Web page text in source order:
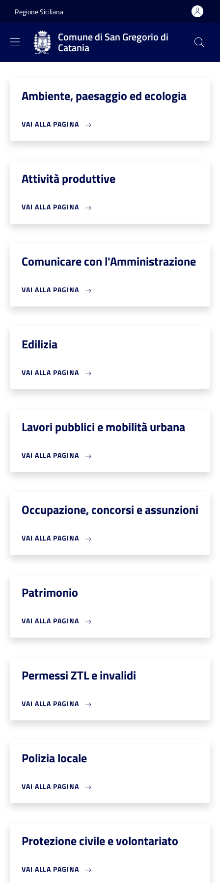
Regione Siciliana
Comune di San Gregorio di
Catania
Ambiente, paesaggio ed ecologia
VAI ALLA PAGINA
Attività produttive
VAI ALLA PAGINA
Comunicare con l'Amministrazione
VAI ALLA PAGINA
Edilizia
VAI ALLA PAGINA
Lavori pubblici e mobilità urbana
VAI ALLA PAGINA
Occupazione, concorsi e assunzioni
VAI ALLA PAGINA
Patrimonio
VAI ALLA PAGINA
Permessi ZTL e invalidi
VAI ALLA PAGINA
Polizia locale
VAI ALLA PAGINA
Protezione civile e volontariato
VAI ALLA PAGINA